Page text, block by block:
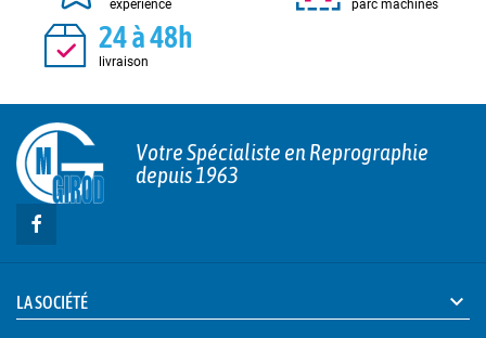
expérience parc machines
24 à 48h
livraison
Votre Spécialiste en Reprographie
depuis 1963
LA SOCIÉTÉ 